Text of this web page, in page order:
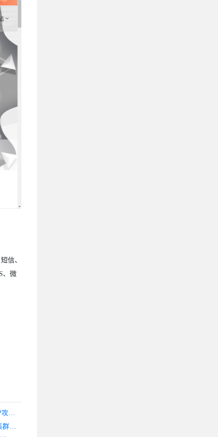
信、
、微
行上云-河南骨干联通物理机5折促销,西南100G高防无视UDP攻击,免费防CC，16核16G服务器仅半价优惠300元/月
创梦网络-上线成都优化线路高防云服务器,采用ceph分布式集群存储,数据安全可靠,多节点自动切换,不怕单节点故障导致业务中业的问题,自动切换到正常的计算节点